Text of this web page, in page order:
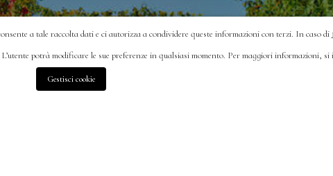
a tale raccolta dati e ci autorizza a condividere queste informazioni con terzi. In caso di
potrà modificare le sue preferenze in qualsiasi momento. Per maggiori informazioni,
Gestisci cookie